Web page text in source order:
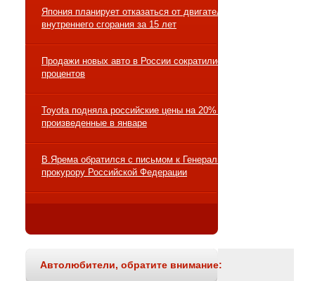
Япония планирует отказаться от двигателей
внутреннего сгорания за 15 лет
Продажи новых авто в России сократились на 10
процентов
Toyota подняла российские цены на 20% на авто,
произведенные в январе
В.Ярема обратился с письмом к Генеральному
прокурору Российской Федерации
Автолюбители, обратите внимание: